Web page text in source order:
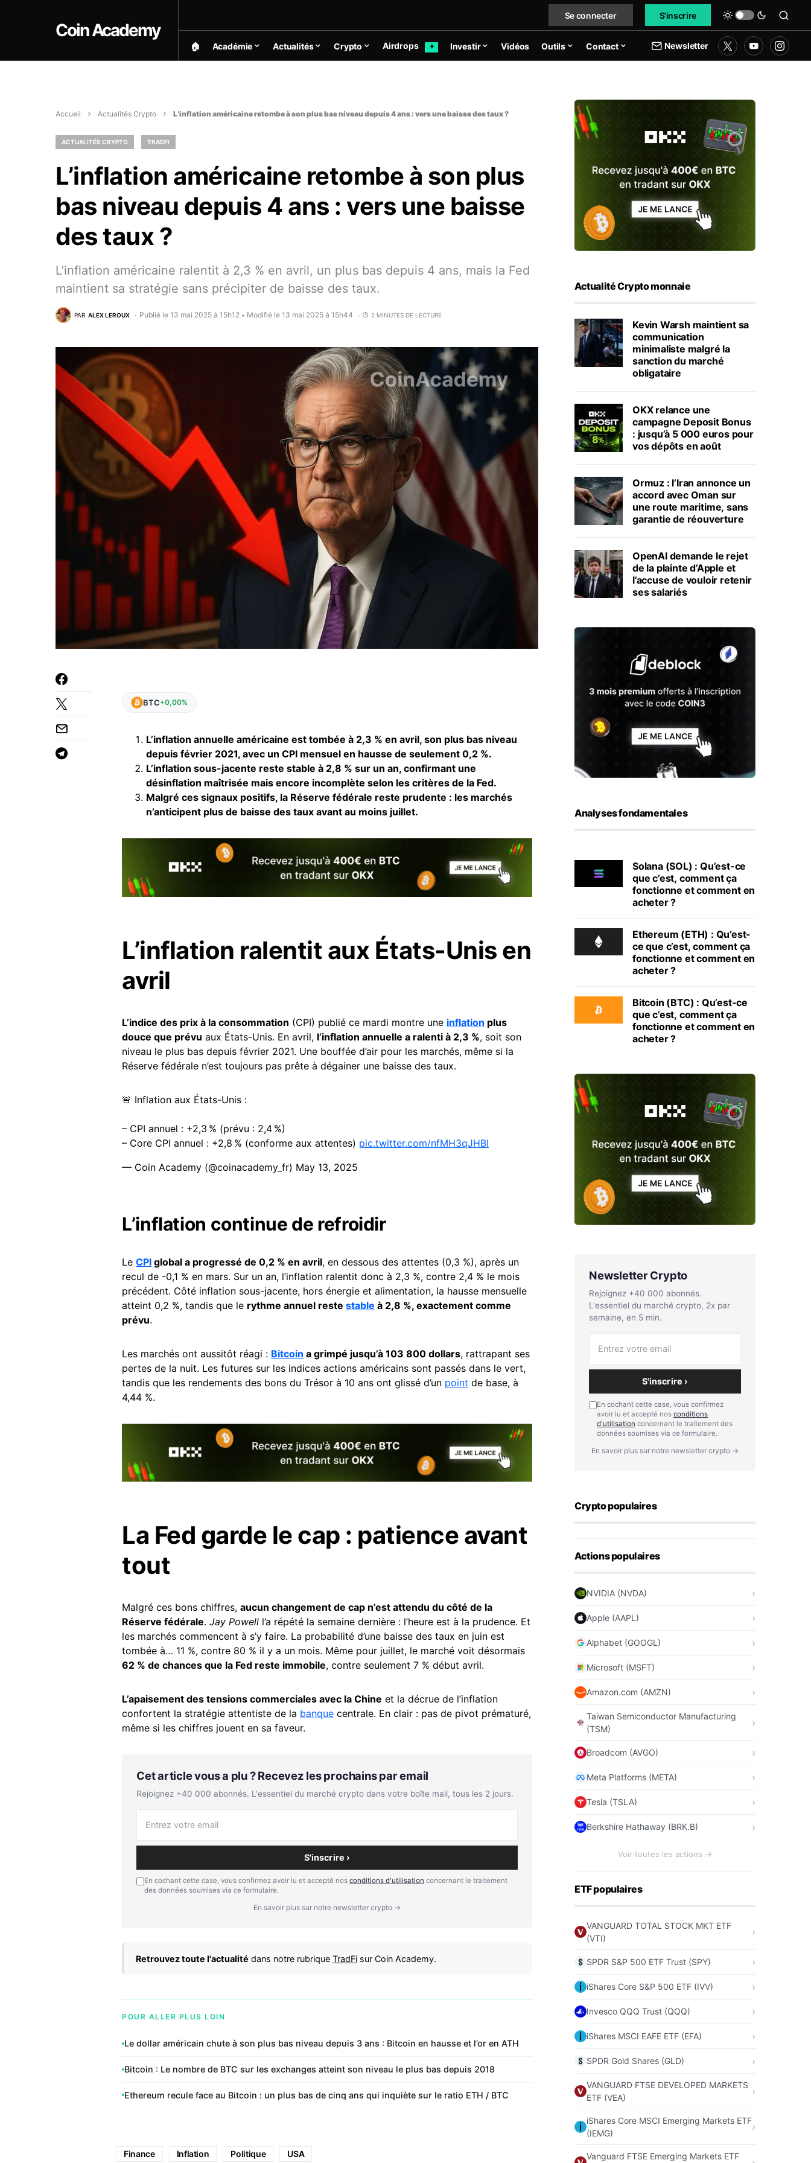
Coin Academy
Se connecter S'inscrire
🏠︎ Académie Actualités Crypto Airdrops ✦ Investir Vidéos Outils Contact Newsletter
Accueil Actualités Crypto L’inflation américaine retombe à son plus bas niveau depuis 4 ans : vers une baisse des taux ?
ACTUALITÉS CRYPTO TRADFI
L’inflation américaine retombe à son plus
bas niveau depuis 4 ans : vers une baisse
des taux ?
L’inflation américaine ralentit à 2,3 % en avril, un plus bas depuis 4 ans, mais la Fed
maintient sa stratégie sans précipiter de baisse des taux.
PAR ALEX LEROUX Publié le 13 mai 2025 à 15h12 • Modifié le 13 mai 2025 à 15h44 2 MINUTES DE LECTURE
BTC+0,00%
L’inflation annuelle américaine est tombée à 2,3 % en avril, son plus bas niveau
depuis février 2021, avec un CPI mensuel en hausse de seulement 0,2 %.
L’inflation sous-jacente reste stable à 2,8 % sur un an, confirmant une
désinflation maîtrisée mais encore incomplète selon les critères de la Fed.
Malgré ces signaux positifs, la Réserve fédérale reste prudente : les marchés
n’anticipent plus de baisse des taux avant au moins juillet.
L’inflation ralentit aux États-Unis en
avril
L’indice des prix à la consommation (CPI) publié ce mardi montre une inflation plus
douce que prévu aux États-Unis. En avril, l’inflation annuelle a ralenti à 2,3 %, soit son
niveau le plus bas depuis février 2021. Une bouffée d’air pour les marchés, même si la
Réserve fédérale n’est toujours pas prête à dégainer une baisse des taux.
🚨 Inflation aux États-Unis :
– CPI annuel : +2,3 % (prévu : 2,4 %)
– Core CPI annuel : +2,8 % (conforme aux attentes) pic.twitter.com/nfMH3qJHBl
— Coin Academy (@coinacademy_fr) May 13, 2025
L’inflation continue de refroidir
Le CPI global a progressé de 0,2 % en avril, en dessous des attentes (0,3 %), après un
recul de -0,1 % en mars. Sur un an, l’inflation ralentit donc à 2,3 %, contre 2,4 % le mois
précédent. Côté inflation sous-jacente, hors énergie et alimentation, la hausse mensuelle
atteint 0,2 %, tandis que le rythme annuel reste stable à 2,8 %, exactement comme
prévu.
Les marchés ont aussitôt réagi : Bitcoin a grimpé jusqu’à 103 800 dollars, rattrapant ses
pertes de la nuit. Les futures sur les indices actions américains sont passés dans le vert,
tandis que les rendements des bons du Trésor à 10 ans ont glissé d’un point de base, à
4,44 %.
La Fed garde le cap : patience avant
tout
Malgré ces bons chiffres, aucun changement de cap n’est attendu du côté de la
Réserve fédérale. Jay Powell l’a répété la semaine dernière : l’heure est à la prudence. Et
les marchés commencent à s’y faire. La probabilité d’une baisse des taux en juin est
tombée à… 11 %, contre 80 % il y a un mois. Même pour juillet, le marché voit désormais
62 % de chances que la Fed reste immobile, contre seulement 7 % début avril.
L’apaisement des tensions commerciales avec la Chine et la décrue de l’inflation
confortent la stratégie attentiste de la banque centrale. En clair : pas de pivot prématuré,
même si les chiffres jouent en sa faveur.
Cet article vous a plu ? Recevez les prochains par email
Rejoignez +40 000 abonnés. L'essentiel du marché crypto dans votre boîte mail, tous les 2 jours.
S'inscrire ›
En cochant cette case, vous confirmez avoir lu et accepté nos conditions d'utilisation concernant le traitement
des données soumises via ce formulaire.
En savoir plus sur notre newsletter crypto →
Retrouvez toute l'actualité dans notre rubrique TradFi sur Coin Academy.
POUR ALLER PLUS LOIN
Le dollar américain chute à son plus bas niveau depuis 3 ans : Bitcoin en hausse et l’or en ATH
Bitcoin : Le nombre de BTC sur les exchanges atteint son niveau le plus bas depuis 2018
Ethereum recule face au Bitcoin : un plus bas de cinq ans qui inquiète sur le ratio ETH / BTC
Finance Inflation Politique USA
Actualité Crypto monnaie
Kevin Warsh maintient sa
communication
minimaliste malgré la
sanction du marché
obligataire
OKX relance une
campagne Deposit Bonus
: jusqu’à 5 000 euros pour
vos dépôts en août
Ormuz : l’Iran annonce un
accord avec Oman sur
une route maritime, sans
garantie de réouverture
OpenAI demande le rejet
de la plainte d’Apple et
l’accuse de vouloir retenir
ses salariés
Analyses fondamentales
Solana (SOL) : Qu’est-ce
que c’est, comment ça
fonctionne et comment en
acheter ?
Ethereum (ETH) : Qu’est-
ce que c’est, comment ça
fonctionne et comment en
acheter ?
Bitcoin (BTC) : Qu’est-ce
que c’est, comment ça
fonctionne et comment en
acheter ?
Newsletter Crypto
Rejoignez +40 000 abonnés.
L'essentiel du marché crypto, 2x par
semaine, en 5 min.
S'inscrire ›
En cochant cette case, vous confirmez
avoir lu et accepté nos conditions
d'utilisation concernant le traitement des
données soumises via ce formulaire.
En savoir plus sur notre newsletter crypto →
Crypto populaires
Actions populaires
NVIDIA (NVDA)
Apple (AAPL)
Alphabet (GOOGL)
Microsoft (MSFT)
Amazon.com (AMZN)
Taiwan Semiconductor Manufacturing
(TSM)
Broadcom (AVGO)
Meta Platforms (META)
Tesla (TSLA)
Berkshire Hathaway (BRK.B)
Voir toutes les actions →
ETF populaires
VANGUARD TOTAL STOCK MKT ETF
(VTI)
SPDR S&P 500 ETF Trust (SPY)
iShares Core S&P 500 ETF (IVV)
Invesco QQQ Trust (QQQ)
iShares MSCI EAFE ETF (EFA)
SPDR Gold Shares (GLD)
VANGUARD FTSE DEVELOPED MARKETS
ETF (VEA)
iShares Core MSCI Emerging Markets ETF
(IEMG)
Vanguard FTSE Emerging Markets ETF